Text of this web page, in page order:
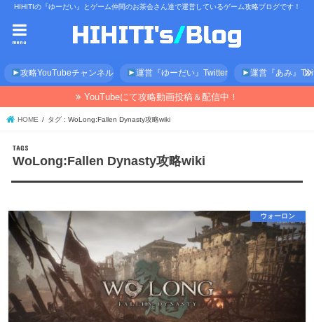
HIHITIの『ゆーだい』とゲーム仲間のお茶会さん達で運営しているゲーム攻略ブログです！
menu
攻略YouTubeチャンネル 運営『ゆーだい』Twitter 運営『あみ』
YouTubeにて攻略動画投稿＆配信中！
HOME タグ : WoLong:Fallen Dynasty攻略wiki
WoLong:Fallen Dynasty攻略wiki
ウォーロン